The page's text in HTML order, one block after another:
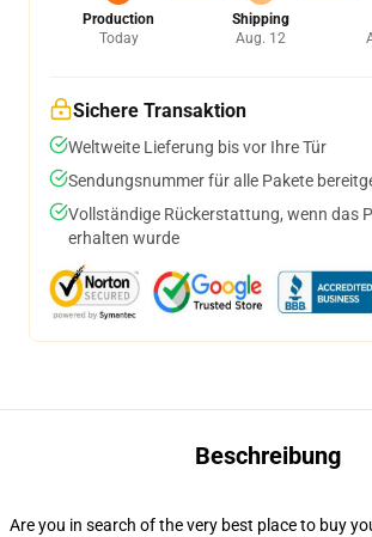
Production
Today
Shipping
Aug. 12
Sichere Transaktion
Weltweite Lieferung bis vor Ihre Tür
Sendungsnummer für alle Pakete
Vollständige Rückerstattung, wenn das
erhalten wurde
Beschreibung
Are you in search of the very best place to buy